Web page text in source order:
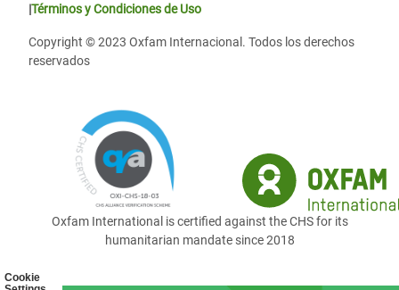
Cookie
|Términos y Condiciones de Uso
Copyright © 2023 Oxfam Internacional. Todos los derechos
reservados
Oxfam International is certified against the CHS for its
humanitarian mandate since 2018